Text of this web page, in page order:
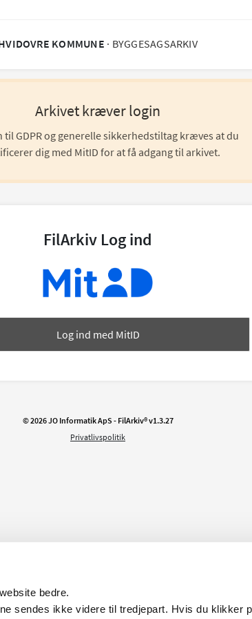
bedre.
sendes ikke videre til tredjepart. Hvis du klikker
KOMMUNE · BYGGESAGSARKIV
Arkivet kræver login
til GDPR og generelle sikkerhedstiltag kræves at du
dig med MitID for at få adgang til arkivet.
FilArkiv Log ind
Log ind med MitID
© 2026 JO Informatik ApS - FilArkiv®v1.3.27
Privatlivspolitik